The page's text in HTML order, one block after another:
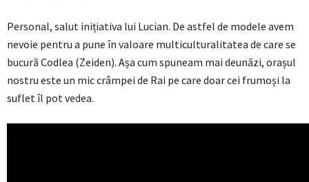
Personal, salut inițiativa lui Lucian. De astfel de modele avem
nevoie pentru a pune în valoare multiculturalitatea de care se
bucură Codlea (Zeiden). Așa cum spuneam mai deunăzi, orașul
nostru este un mic crâmpei de Rai pe care doar cei frumoși la
suflet îl pot vedea.